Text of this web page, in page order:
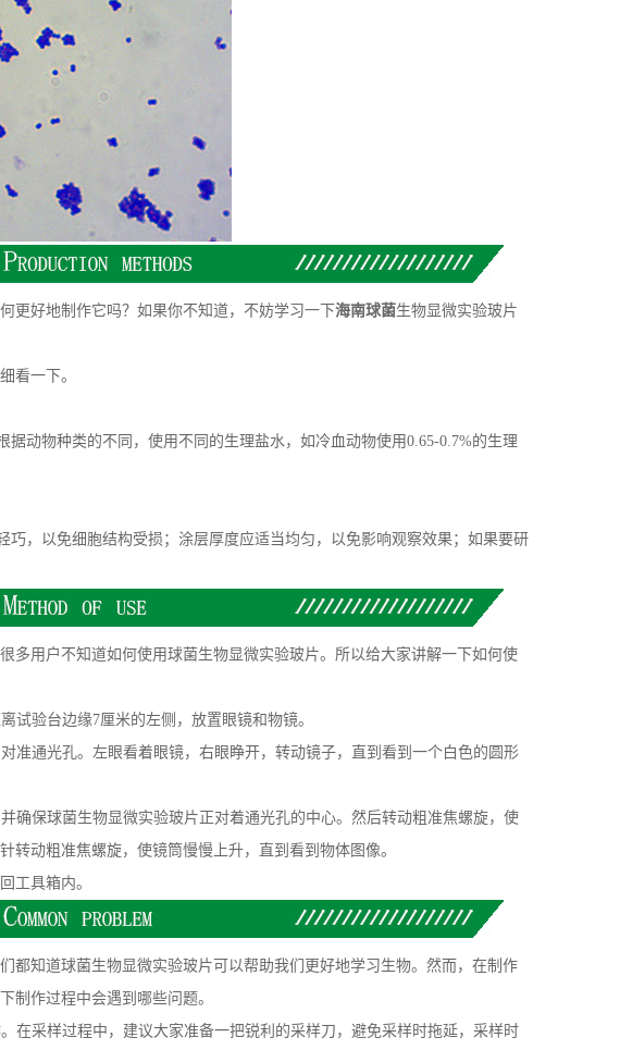
更好地制作它吗？如果你不知道，不妨学习一下海南球菌生物显微实验玻片
看一下。
物种类的不同，使用不同的生理盐水，如冷血动物使用0.65-0.7%的生理
以免细胞结构受损；涂层厚度应适当均匀，以免影响观察效果；如果要研
很多用户不知道如何使用球菌生物显微实验玻片。所以给大家讲解一下如何使
验台边缘7厘米的左侧，放置眼镜和物镜。
通光孔。左眼看着眼镜，右眼睁开，转动镜子，直到看到一个白色的圆形
保球菌生物显微实验玻片正对着通光孔的中心。然后转动粗准焦螺旋，使
动粗准焦螺旋，使镜筒慢慢上升，直到看到物体图像。
工具箱内。
知道球菌生物显微实验玻片可以帮助我们更好地学习生物。然而，在制作
制作过程中会遇到哪些问题。
采样过程中，建议大家准备一把锐利的采样刀，避免采样时拖延，采样时